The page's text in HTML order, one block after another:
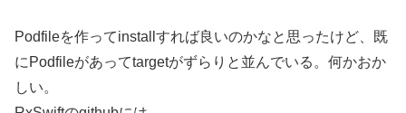
Podfileを作ってinstallすれば良いのかなと思ったけど、既
にPodfileがあってtargetがずらりと並んでいる。何かおか
しい。